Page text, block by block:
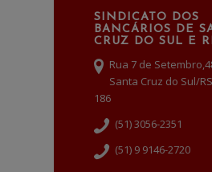
SINDICATO DOS
BANCÁRIOS DE
CRUZ DO SUL E
Rua 7 de
Santa Cruz do Sul/
186
(51) 3056-2351
(51) 9 9146-2720